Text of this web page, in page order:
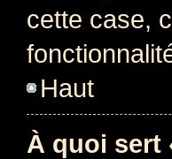
cette case,
Haut
À quoi sert